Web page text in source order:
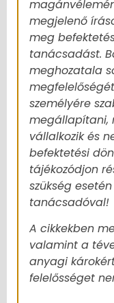
megjelenő
meg
tanácsadást.
meghozatala
személyére
megállapítani,
vállalkozik és
befektetési
tájékozódjon
szükség
tanácsadóval!
A cikkekben
valamint a
anyagi
felelősséget